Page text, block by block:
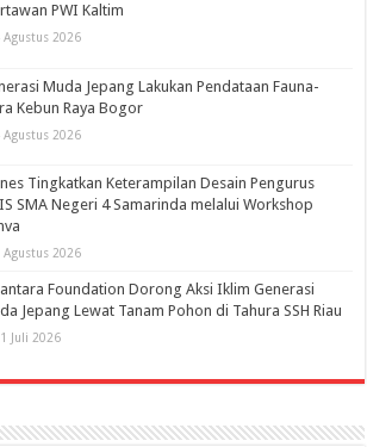
PWI Kaltim
Agustus 2026
Muda Jepang Lakukan Pendataan Fauna-
Kebun Raya Bogor
Agustus 2026
Tingkatkan Keterampilan Desain Pengurus
SMA Negeri 4 Samarinda melalui Workshop
Agustus 2026
Foundation Dorong Aksi Iklim Generasi
Jepang Lewat Tanam Pohon di Tahura SSH Riau
Juli 2026